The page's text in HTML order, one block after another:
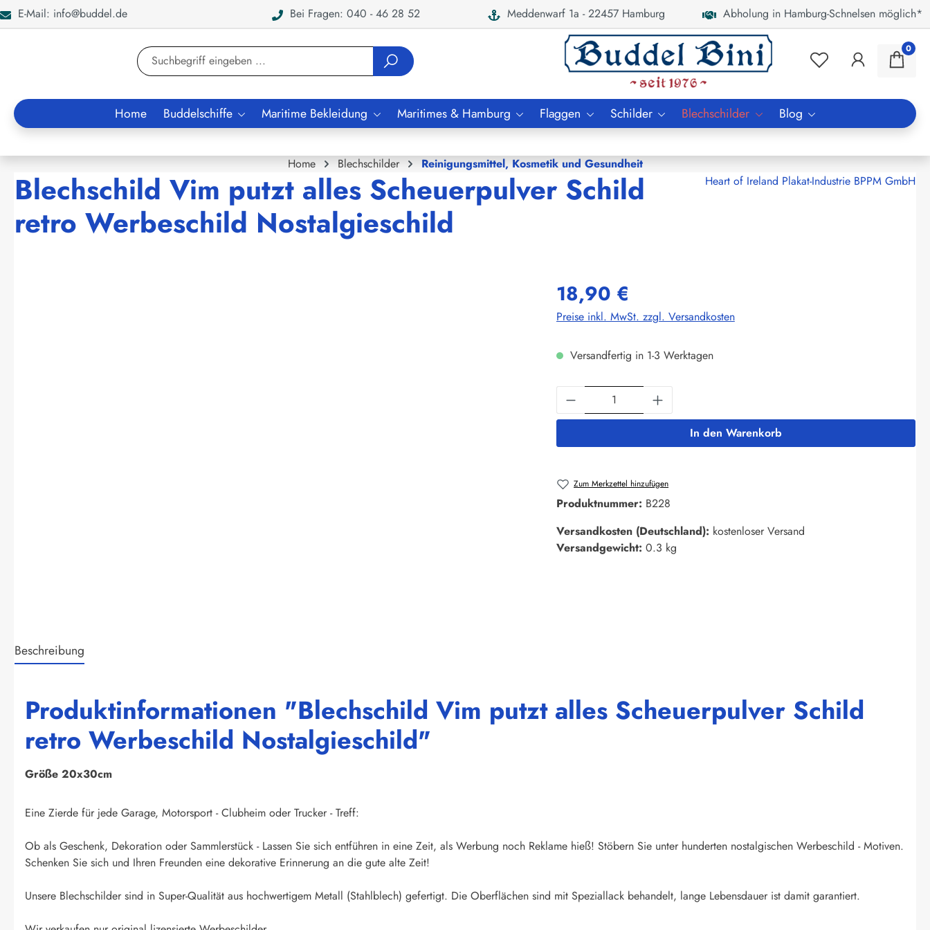
Zur Suche springen
E-Mail: info@buddel.de Bei Fragen: 040 - 46 28 52 Meddenwarf 1a - 22457 Hamburg Abholung in Hamburg-Schnelsen möglich*
0
Home Buddelschiffe Maritime Bekleidung Maritimes & Hamburg Flaggen Schilder Blechschilder Blog
Home Blechschilder Reinigungsmittel, Kosmetik und Gesundheit
Blechschild Vim putzt alles Scheuerpulver Schild
retro Werbeschild Nostalgieschild
Heart of Ireland Plakat-Industrie BPPM GmbH
18,90 €
Preise inkl. MwSt. zzgl. Versandkosten
Versandfertig in 1-3 Werktagen
Produkt Anzahl: Gib den gewünschten Wert ein
In den Warenkorb
Zum Merkzettel hinzufügen
Produktnummer: B228
Versandkosten (Deutschland): kostenloser Versand
Versandgewicht: 0.3 kg
Beschreibung
Produktinformationen "Blechschild Vim putzt alles Scheuerpulver Schild
retro Werbeschild Nostalgieschild"
Größe 20x30cm
Eine Zierde für jede Garage, Motorsport - Clubheim oder Trucker - Treff:
Ob als Geschenk, Dekoration oder Sammlerstück - Lassen Sie sich entführen in eine Zeit, als Werbung noch Reklame hieß! Stöbern Sie unter hunderten nostalgischen Werbeschild - Motiven.
Schenken Sie sich und Ihren Freunden eine dekorative Erinnerung an die gute alte Zeit!
Unsere Blechschilder sind in Super-Qualität aus hochwertigem Metall (Stahlblech) gefertigt. Die Oberflächen sind mit Speziallack behandelt, lange Lebensdauer ist damit garantiert.